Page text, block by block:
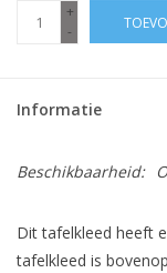
+
-
Informatie
Beschikbaarheid:
Dit tafelkleed heeft
tafelkleed is